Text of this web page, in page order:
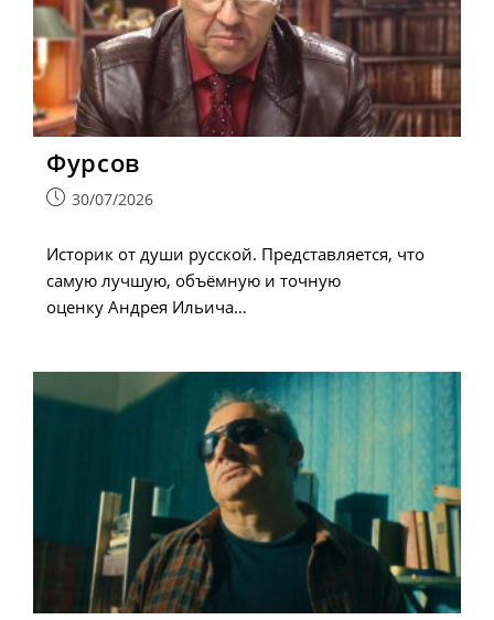
Фурсов
Запись30/07/2026
Историк от души русской. Представляется, что
самую лучшую, объёмную и точную
оценку Андрея Ильича…